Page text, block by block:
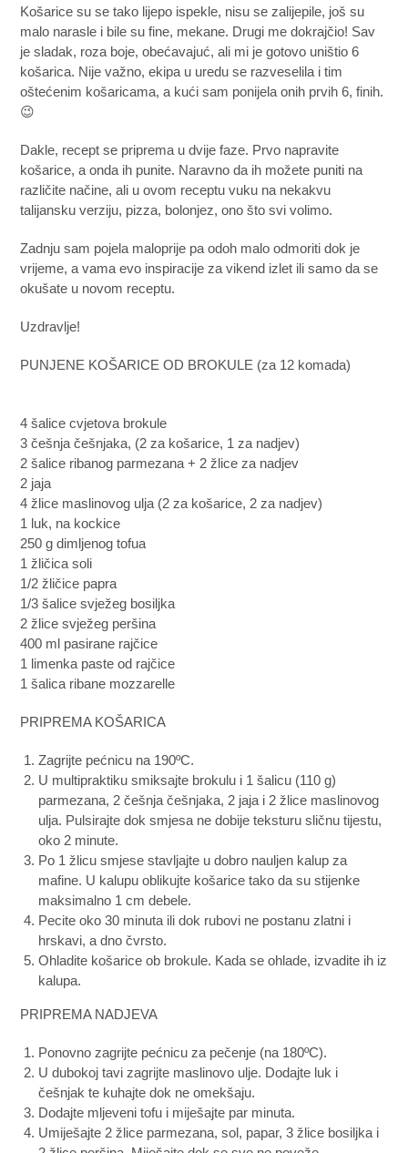
Košarice su se tako lijepo ispekle, nisu se zalijepile, još su
malo narasle i bile su fine, mekane. Drugi me dokrajčio! Sav
je sladak, roza boje, obećavajuć, ali mi je gotovo uništio 6
košarica. Nije važno, ekipa u uredu se razveselila i tim
oštećenim košaricama, a kući sam ponijela onih prvih 6, finih.
😉
Dakle, recept se priprema u dvije faze. Prvo napravite
košarice, a onda ih punite. Naravno da ih možete puniti na
različite načine, ali u ovom receptu vuku na nekakvu
talijansku verziju, pizza, bolonjez, ono što svi volimo.
Zadnju sam pojela maloprije pa odoh malo odmoriti dok je
vrijeme, a vama evo inspiracije za vikend izlet ili samo da se
okušate u novom receptu.
Uzdravlje!
PUNJENE KOŠARICE OD BROKULE (za 12 komada)
4 šalice cvjetova brokule
3 češnja češnjaka, (2 za košarice, 1 za nadjev)
2 šalice ribanog parmezana + 2 žlice za nadjev
2 jaja
4 žlice maslinovog ulja (2 za košarice, 2 za nadjev)
1 luk, na kockice
250 g dimljenog tofua
1 žličica soli
1/2 žličice papra
1/3 šalice svježeg bosiljka
2 žlice svježeg peršina
400 ml pasirane rajčice
1 limenka paste od rajčice
1 šalica ribane mozzarelle
PRIPREMA KOŠARICA
Zagrijte pećnicu na 190ºC.
U multipraktiku smiksajte brokulu i 1 šalicu (110 g)
parmezana, 2 češnja češnjaka, 2 jaja i 2 žlice maslinovog
ulja. Pulsirajte dok smjesa ne dobije teksturu sličnu tijestu,
oko 2 minute.
Po 1 žlicu smjese stavljajte u dobro nauljen kalup za
mafine. U kalupu oblikujte košarice tako da su stijenke
maksimalno 1 cm debele.
Pecite oko 30 minuta ili dok rubovi ne postanu zlatni i
hrskavi, a dno čvrsto.
Ohladite košarice ob brokule. Kada se ohlade, izvadite ih iz
kalupa.
PRIPREMA NADJEVA
Ponovno zagrijte pećnicu za pečenje (na 180ºC).
U dubokoj tavi zagrijte maslinovo ulje. Dodajte luk i
češnjak te kuhajte dok ne omekšaju.
Dodajte mljeveni tofu i miješajte par minuta.
Umiješajte 2 žlice parmezana, sol, papar, 3 žlice bosiljka i